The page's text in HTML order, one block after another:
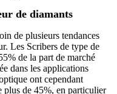
de diamants
de plusieurs tendances
Les Scribers de type de
de la part de marché
dans les applications
ont cependant
plus de 45%, en particulier